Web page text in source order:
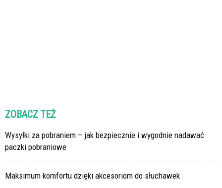
ZOBACZ TEŻ
Wysyłki za pobraniem – jak bezpiecznie i wygodnie nadawać
paczki pobraniowe
Maksimum komfortu dzięki akcesoriom do słuchawek